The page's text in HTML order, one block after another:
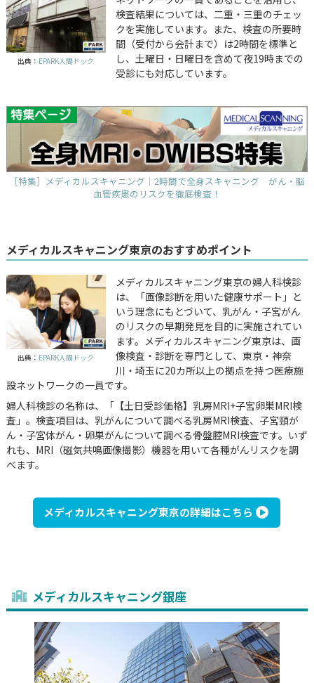
出典： EPARK人間ドック
検査結果については、二重・三重のチェッ
クを実施しています。また、検査の所要時
間（受付から会計まで）は2時間を標準と
し、土曜日・日曜日を含めて夜19時までの
受診にも対応しています。
［特集］メディカルスキャニング｜2時間で全身スキャニング がん・脳
血管疾患のリスクを徹底検査！
メディカルスキャニング東京のおすすめポイント
出典： EPARK人間ドック
メディカルスキャニング東京の婦人科検診
は、「画像診断を用いた健康サポート」と
いう理念にもとづいて、乳がん・子宮がん
のリスクの早期発見を目的に実施されてい
ます。メディカルスキャニング東京は、画
像検査・診断を専門として、東京・神奈
川・埼玉に20カ所以上の拠点を持つ医療施
設ネットワークの一員です。
婦人科検診の名称は、「【土日受診価格】乳房MRI+子宮卵巣MRI検
査」。検査項目は、乳がんについて調べる乳房MRI検査、子宮頸が
ん・子宮体がん・卵巣がんについて調べる骨盤腔MRI検査です。いず
れも、MRI（磁気共鳴画像撮影）機器を用いて各種がんリスクを調
べます。
メディカルスキャニング東京の詳細はこちら
メディカルスキャニング銀座